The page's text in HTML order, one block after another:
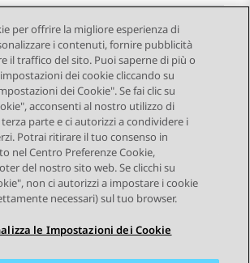
argomentoArgomento successivo
per offrire la migliore esperienza di
i contenuti, fornire pubblicità
il traffico del sito. Puoi saperne di più o
dei cookie cliccando su
dei Cookie". Se fai clic su
acconsenti al nostro utilizzo di
parte e ci autorizzi a condividere i
Potrai ritirare il tuo consenso in
nel Centro Preferenze Cookie,
del nostro sito web. Se clicchi su
non ci autorizzi a impostare i cookie
necessari) sul tuo browser.
le Impostazioni dei Cookie